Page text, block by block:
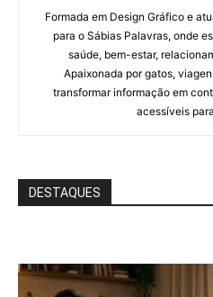
Formada em Design Gráfico e
para o Sábias Palavras, onde
saúde, bem-estar,
Apaixonada por gatos,
transformar informação em
acessíveis
DESTAQUES